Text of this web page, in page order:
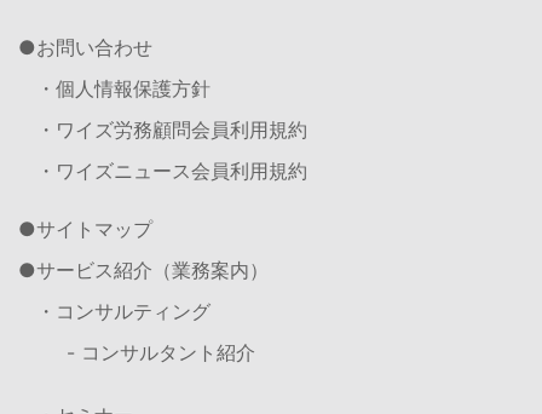
お問い合わせ
・個人情報保護方針
・ワイズ労務顧問会員利用規約
・ワイズニュース会員利用規約
サイトマップ
サービス紹介（業務案内）
・コンサルティング
- コンサルタント紹介